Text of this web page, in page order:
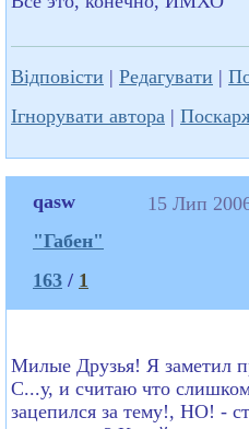
Відповісти | Редагувати |
Ігнорувати автора |
qasw
"Габен"
163 / 1
15 Лип
Милые Друзья! Я заметил
С...у, и считаю что
зацепился за тему!, НО! -